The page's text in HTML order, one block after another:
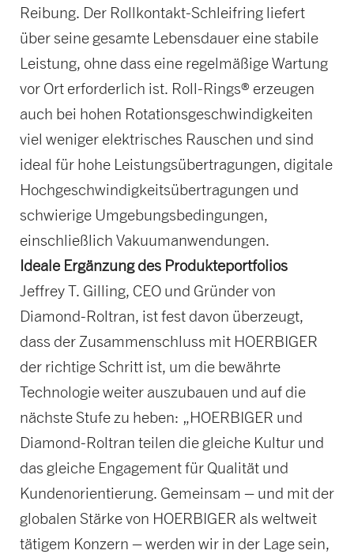
Reibung. Der Rollkontakt-Schleifring liefert
über seine gesamte Lebensdauer eine stabile
Leistung, ohne dass eine regelmäßige Wartung
vor Ort erforderlich ist. Roll-Rings® erzeugen
auch bei hohen Rotationsgeschwindigkeiten
viel weniger elektrisches Rauschen und sind
ideal für hohe Leistungsübertragungen, digitale
Hochgeschwindigkeitsübertragungen und
schwierige Umgebungsbedingungen,
einschließlich Vakuumanwendungen.
Ideale Ergänzung des Produkteportfolios
Jeffrey T. Gilling, CEO und Gründer von
Diamond-Roltran, ist fest davon überzeugt,
dass der Zusammenschluss mit HOERBIGER
der richtige Schritt ist, um die bewährte
Technologie weiter auszubauen und auf die
nächste Stufe zu heben: „HOERBIGER und
Diamond-Roltran teilen die gleiche Kultur und
das gleiche Engagement für Qualität und
Kundenorientierung. Gemeinsam – und mit der
globalen Stärke von HOERBIGER als weltweit
tätigem Konzern – werden wir in der Lage sein,